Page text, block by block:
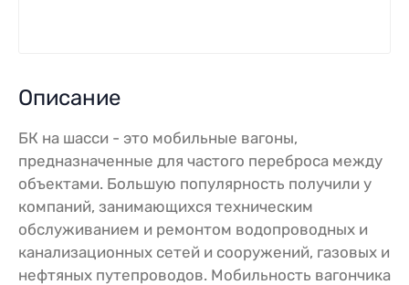
Описание
БК на шасси - это мобильные вагоны,
предназначенные для частого переброса между
объектами. Большую популярность получили у
компаний, занимающихся техническим
обслуживанием и ремонтом водопроводных и
канализационных сетей и сооружений, газовых и
нефтяных путепроводов. Мобильность вагончика